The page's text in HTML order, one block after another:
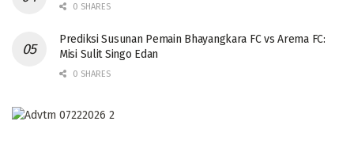
0 SHARES
Prediksi Susunan Pemain Bhayangkara FC vs Arema FC:
Misi Sulit Singo Edan
0 SHARES